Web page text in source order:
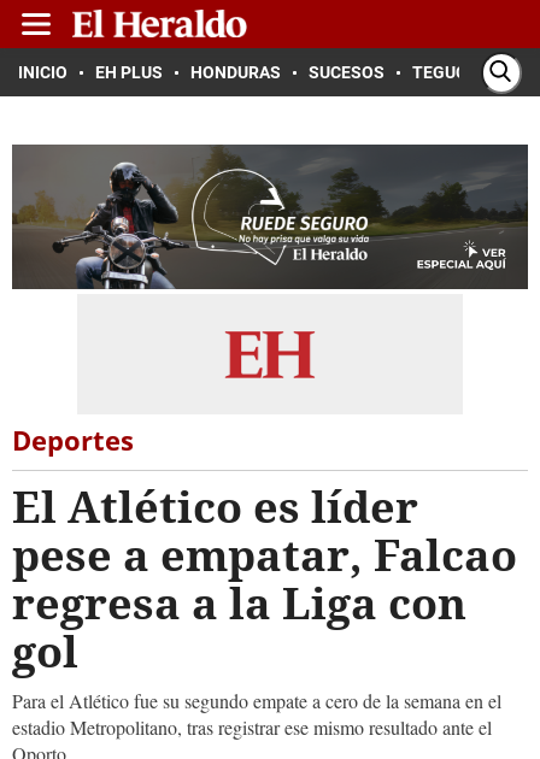
INICIO EH PLUS HONDURAS SUCESOS TEGUCIGALPA
Deportes
El Atlético es líder
pese a empatar, Falcao
regresa a la Liga con
gol
Para el Atlético fue su segundo empate a cero de la semana en el
estadio Metropolitano, tras registrar ese mismo resultado ante el
Oporto